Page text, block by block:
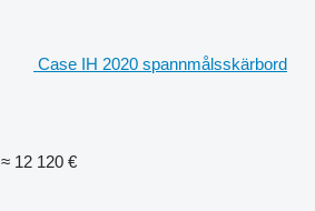
Case IH 2020 spannmålsskärbord
≈ 12 120 €